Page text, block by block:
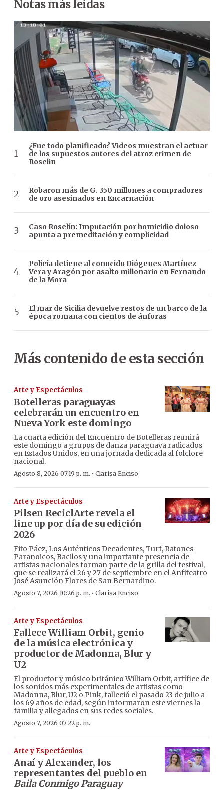
Notas más leídas
¿Fue todo planificado? Videos muestran el actuar
de los supuestos autores del atroz crimen de
Roselin
Robaron más de G. 350 millones a compradores
de oro asesinados en Encarnación
Caso Roselín: Imputación por homicidio doloso
apunta a premeditación y complicidad
Policía detiene al conocido Diógenes Martínez
Vera y Aragón por asalto millonario en Fernando
de la Mora
El mar de Sicilia devuelve restos de un barco de la
época romana con cientos de ánforas
Más contenido de esta sección
Arte y Espectáculos
Botelleras paraguayas
celebrarán un encuentro en
Nueva York este domingo
La cuarta edición del Encuentro de Botelleras reunirá
este domingo a grupos de danza paraguaya radicados
en Estados Unidos, en una jornada dedicada al folclore
nacional.
Agosto 8, 2026 07:19 p. m. · Clarisa Enciso
Arte y Espectáculos
Pilsen ReciclArte revela el
line up por día de su edición
2026
Fito Páez, Los Auténticos Decadentes, Turf, Ratones
Paranoicos, Bacilos y una importante presencia de
artistas nacionales forman parte de la grilla del festival,
que se realizará el 26 y 27 de septiembre en el Anfiteatro
José Asunción Flores de San Bernardino.
Agosto 7, 2026 10:26 p. m. · Clarisa Enciso
Arte y Espectáculos
Fallece William Orbit, genio
de la música electrónica y
productor de Madonna, Blur y
U2
El productor y músico británico William Orbit, artífice de
los sonidos más experimentales de artistas como
Madonna, Blur, U2 o Pink, falleció el pasado 23 de julio a
los 69 años de edad, según informaron este viernes la
familia y allegados en sus redes sociales.
Agosto 7, 2026 07:22 p. m.
Arte y Espectáculos
Anaí y Alexander, los
representantes del pueblo en
Baila Conmigo Paraguay